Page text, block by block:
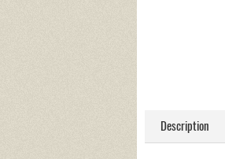
Description